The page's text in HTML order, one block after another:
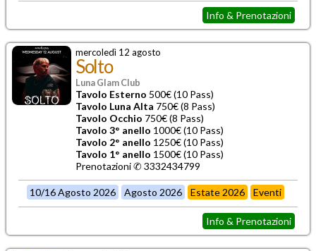
Info & Prenotazioni
mercoledì 12 agosto
Solto
Luna Glam Club
Tavolo Esterno 500€ (10 Pass)
Tavolo Luna Alta 750€ (8 Pass)
Tavolo Occhio 750€ (8 Pass)
Tavolo 3° anello 1000€ (10 Pass)
Tavolo 2° anello 1250€ (10 Pass)
Tavolo 1° anello 1500€ (10 Pass)
Prenotazioni ✆ 3332434799
10/16 Agosto 2026 Agosto 2026 Estate 2026 Eventi
Info & Prenotazioni